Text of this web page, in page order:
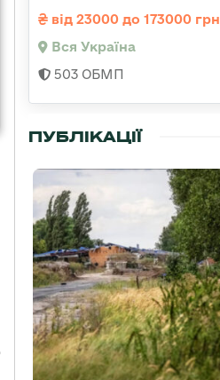
від 23000 до 173000 грн
Вся Україна
503 ОБМП
ПУБЛІКАЦІЇ